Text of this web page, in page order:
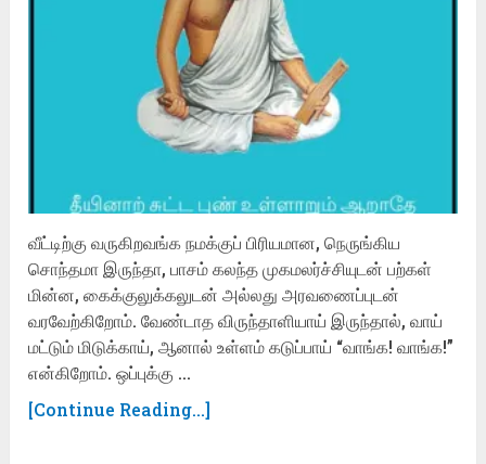
வீட்டிற்கு வருகிறவங்க நமக்குப் பிரியமான, நெருங்கிய
சொந்தமா இருந்தா, பாசம் கலந்த முகமலர்ச்சியுடன் பற்கள்
மின்ன, கைக்குலுக்கலுடன் அல்லது அரவணைப்புடன்
வரவேற்கிறோம். வேண்டாத விருந்தாளியாய் இருந்தால், வாய்
மட்டும் மிடுக்காய், ஆனால் உள்ளம் கடுப்பாய் “வாங்க! வாங்க!”
என்கிறோம். ஒப்புக்கு …
[Continue Reading...]